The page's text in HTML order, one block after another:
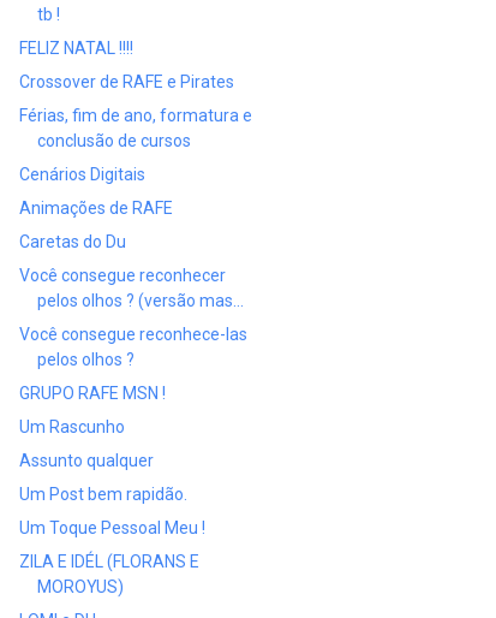
tb !
FELIZ NATAL !!!!
Crossover de RAFE e Pirates
Férias, fim de ano, formatura e
conclusão de cursos
Cenários Digitais
Animações de RAFE
Caretas do Du
Você consegue reconhecer
pelos olhos ? (versão mas...
Você consegue reconhece-las
pelos olhos ?
GRUPO RAFE MSN !
Um Rascunho
Assunto qualquer
Um Post bem rapidão.
Um Toque Pessoal Meu !
ZILA E IDÉL (FLORANS E
MOROYUS)